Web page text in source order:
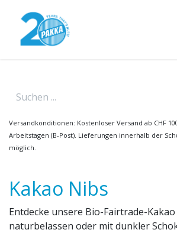
Versandkonditionen: Kostenloser Versand ab CHF
Arbeitstagen (B-Post). Lieferungen innerhalb der
möglich.
Kakao Nibs
Entdecke unsere Bio-Fairtrade-Kakao
naturbelassen oder mit dunkler